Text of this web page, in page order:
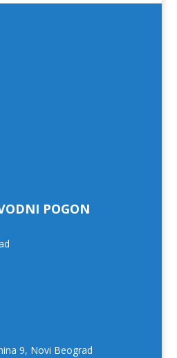
POGON
9, Novi Beograd